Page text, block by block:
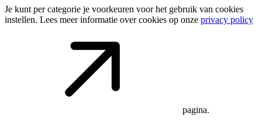
Je kunt per categorie je voorkeuren voor het gebruik van cookies
instellen. Lees meer informatie over cookies op onze privacy policy
pagina.